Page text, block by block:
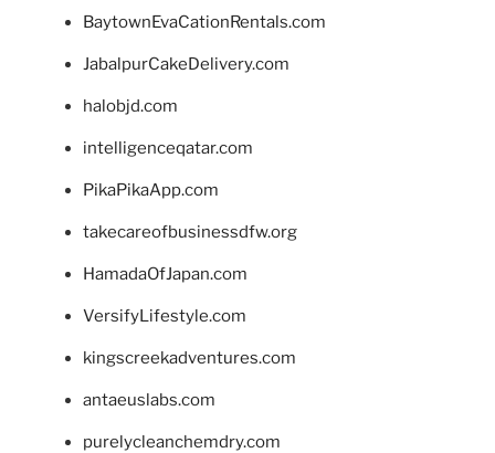
BaytownEvaCationRentals.com
JabalpurCakeDelivery.com
halobjd.com
intelligenceqatar.com
PikaPikaApp.com
takecareofbusinessdfw.org
HamadaOfJapan.com
VersifyLifestyle.com
kingscreekadventures.com
antaeuslabs.com
purelycleanchemdry.com